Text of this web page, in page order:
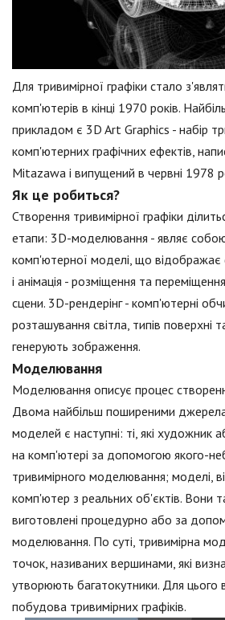
Для тривимірної графіки стало
комп'ютерів в кінці 1970 років.
прикладом є 3D Art Graphics - набір
комп'ютерних графічних ефектів,
Mitazawa і випущений в червні 1978
Як це робиться?
Створення тривимірної графіки
етапи: 3D-моделювання - являє
комп'ютерної моделі, що
і анімація - розміщення та
сцени. 3D-рендерінг - комп'ютерні
розташування світла, типів поверхні
генерують зображення.
Моделювання
Моделювання описує процес
Двома найбільш поширеними
моделей є наступні: ті, які художник
на комп'ютері за допомогою якого-
тривимірного моделювання; моделі,
комп'ютер з реальних об'єктів. Вони
виготовлені процедурно або за
моделювання. По суті, тривимірна
точок, називаних вершинами, які
утворюють багатокутники. Для цього
побудова тривимірних графіків.